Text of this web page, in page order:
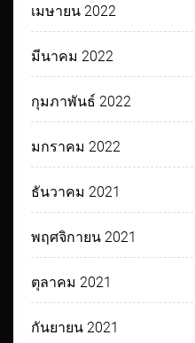
เมษายน 2022
มีนาคม 2022
กุมภาพันธ์ 2022
มกราคม 2022
ธันวาคม 2021
พฤศจิกายน 2021
ตุลาคม 2021
กันยายน 2021